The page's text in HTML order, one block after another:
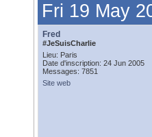
Fri 19 May
Fred
#JeSuisCharlie
Lieu: Paris
Date d'inscription: 24 Jun 2005
Messages: 7851
Site web